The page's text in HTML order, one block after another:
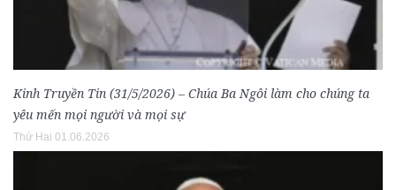
Kinh Truyền Tin (31/5/2026) – Chúa Ba Ngôi làm cho chúng ta
yêu mến mọi người và mọi sự
Thứ Hai 01.06.2026